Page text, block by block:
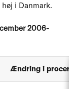
i Danmark.
2006-
Ændring i procent